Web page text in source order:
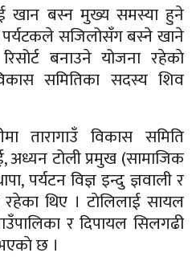
खान बस्न मुख्य समस्या हुने
सजिलोसँग बस्ने खाने
बनाउने योजना रहेकाे
समितिका सदस्य शिव
तारागाउँ विकास समिति
टोली प्रमुख (सामाजिक
पर्यटन विज्ञ इन्दु ज्ञवाली र
थिए । टाेलिलाई सायल
र दिपायल सिलगढी
छ ।